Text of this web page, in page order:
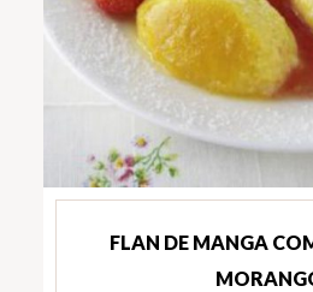
FLAN DE MANGA